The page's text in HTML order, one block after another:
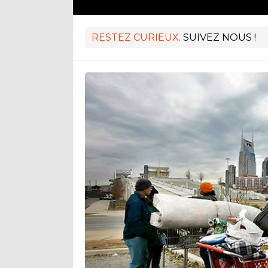
RESTEZ CURIEUX. SUIVEZ NOUS !